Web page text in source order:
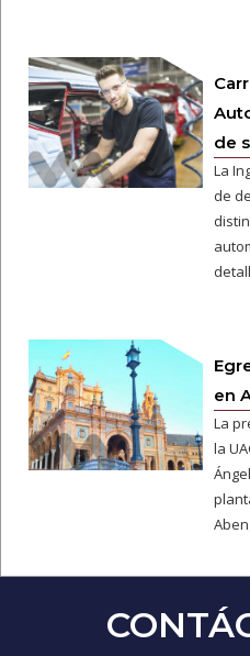
de
La
de
en
La
la